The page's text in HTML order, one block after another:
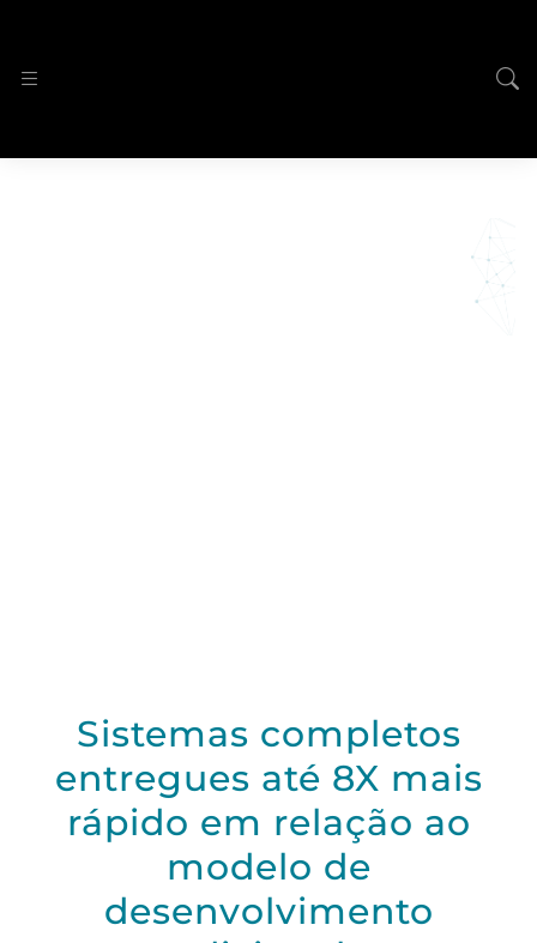
Sistemas completos
entregues até 8X mais
rápido em relação ao
modelo de
desenvolvimento